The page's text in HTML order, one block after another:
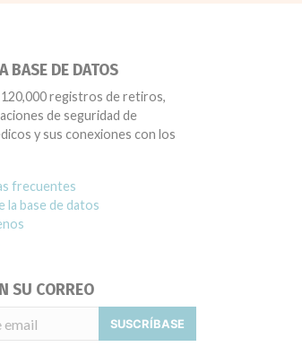
BASE DE DATOS
120,000 registros de retiros,
de seguridad de
y sus conexiones con los
frecuentes
la base de datos
SU CORREO
SUSCRÍBASE